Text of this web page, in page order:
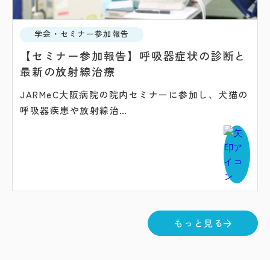
学会・セミナー参加報告
【セミナー参加報告】呼吸器症状の診断と
最新の放射線治療
JARMeC大阪病院の院内セミナーに参加し、犬猫の
呼吸器疾患や放射線治…
もっと見る